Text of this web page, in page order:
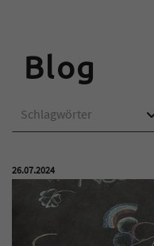
Blog
Schlagwörter
Veröffentlicht am:
26.07.2024